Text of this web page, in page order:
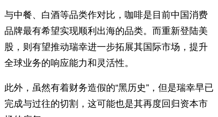
与中餐、白酒等品类作对比，咖啡是目前中国消费
品牌最有希望实现顺利出海的品类。而重新登陆美
股，则有望推动瑞幸进一步拓展其国际市场，提升
全球业务的响应能力和灵活性。
此外，虽然有着财务造假的“黑历史”，但是瑞幸早已
完成与过往的切割，这可能也是其再度回归资本市